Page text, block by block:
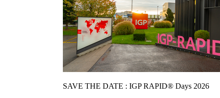
SAVE THE DATE : IGP RAPID® Days 2026